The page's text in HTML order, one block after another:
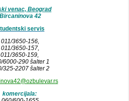
venac, Beograd
Bircaninova 42
servis
011/3650-156,
011/3650-157,
011/3650-159,
6000-290 šalter 1
325-2207 šalter 2
komercijala: